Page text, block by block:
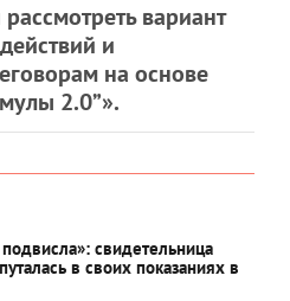
вариант
и
на основе
2.0”».
свидетельница
в своих показаниях в